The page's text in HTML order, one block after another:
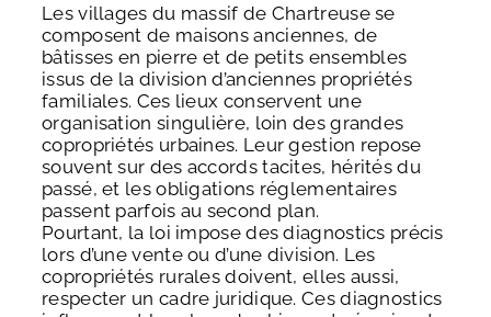
Les villages du massif de Chartreuse se
composent de maisons anciennes, de
bâtisses en pierre et de petits ensembles
issus de la division d’anciennes propriétés
familiales. Ces lieux conservent une
organisation singulière, loin des grandes
copropriétés urbaines. Leur gestion repose
souvent sur des accords tacites, hérités du
passé, et les obligations réglementaires
passent parfois au second plan.
Pourtant, la loi impose des diagnostics précis
lors d’une vente ou d’une division. Les
copropriétés rurales doivent, elles aussi,
respecter un cadre juridique. Ces diagnostics